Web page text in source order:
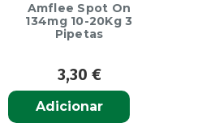
Amflee Spot On
134mg 10-20Kg 3
Pipetas
3,30 €
Adicionar